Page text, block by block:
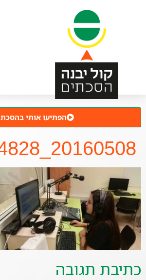
הפתיעו אותי בהסכת
20160508_164828
כתיבת תגובה